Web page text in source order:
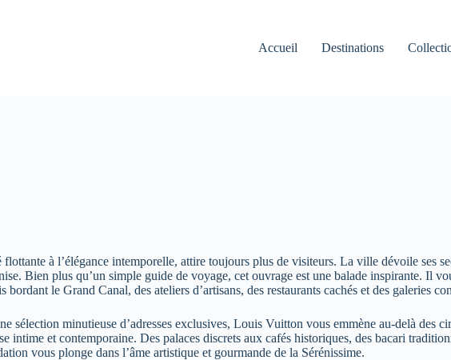
Accueil Destinations
flottante à l’élégance intemporelle, attire toujours plus de visiteurs. La ville dévoile ses
Bien plus qu’un simple guide de voyage, cet ouvrage est une balade inspirante. Il
bordant le Grand Canal, des ateliers d’artisans, des restaurants cachés et des galeries
sélection minutieuse d’adresses exclusives, Louis Vuitton vous emmène au-delà des
intime et contemporaine. Des palaces discrets aux cafés historiques, des bacari
vous plonge dans l’âme artistique et gourmande de la Sérénissime.